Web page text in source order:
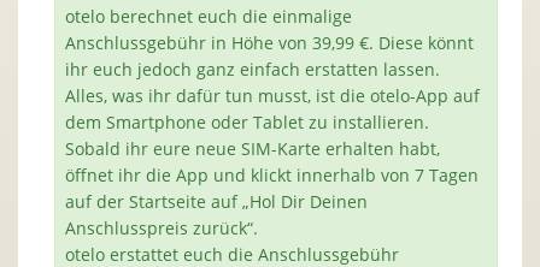
otelo berechnet euch die einmalige
Anschlussgebühr in Höhe von 39,99 €. Diese könnt
ihr euch jedoch ganz einfach erstatten lassen.
Alles, was ihr dafür tun musst, ist die otelo-App auf
dem Smartphone oder Tablet zu installieren.
Sobald ihr eure neue SIM-Karte erhalten habt,
öffnet ihr die App und klickt innerhalb von 7 Tagen
auf der Startseite auf „Hol Dir Deinen
Anschlusspreis zurück“.
otelo erstattet euch die Anschlussgebühr